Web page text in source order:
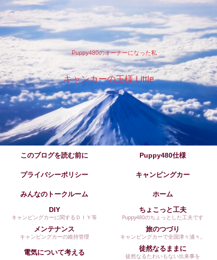
Puppy480のオーナーになった私
キャンカーの王様 Little
このブログを読む前に Puppy480仕様
プライバシーポリシー キャンピングカー
みんなのトークルーム
ホーム
DIY
キャンピングカーに関するＤＩＹ等
ちょこっと工夫
Puppy480のちょっとした工夫です
メンテナンス
キャンピングカーの維持管理
旅のつづり
キャンピングカーで全国津々浦々。
電気について考える 徒然なるままに
徒然なるたわいもない出来事を